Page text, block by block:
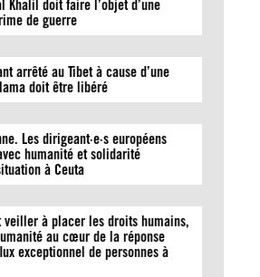
Khalil doit faire l’objet d’une
de guerre
arrêté au Tibet à cause d’une
doit être libéré
Les dirigeant·e·s européens
humanité et solidarité
à Ceuta
veiller à placer les droits humains,
au cœur de la réponse
exceptionnel de personnes à